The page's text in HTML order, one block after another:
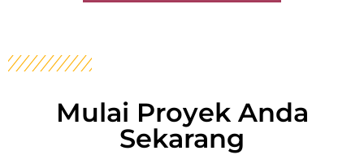
Mulai Proyek Anda
Sekarang